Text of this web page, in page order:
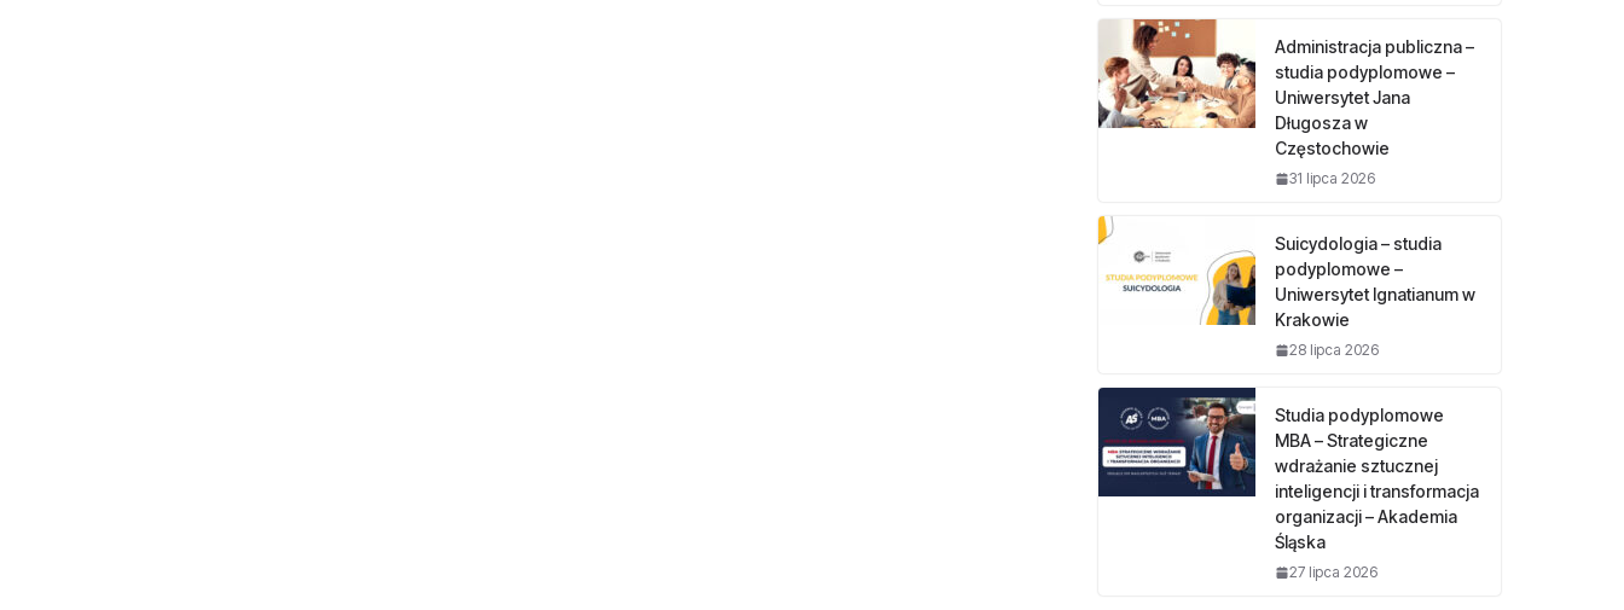
Administracja publiczna –
studia podyplomowe –
Uniwersytet Jana
Długosza w
Częstochowie
31 lipca 2026
Suicydologia – studia
podyplomowe –
Uniwersytet Ignatianum w
Krakowie
28 lipca 2026
Studia podyplomowe
MBA – Strategiczne
wdrażanie sztucznej
inteligencji i transformacja
organizacji – Akademia
Śląska
27 lipca 2026